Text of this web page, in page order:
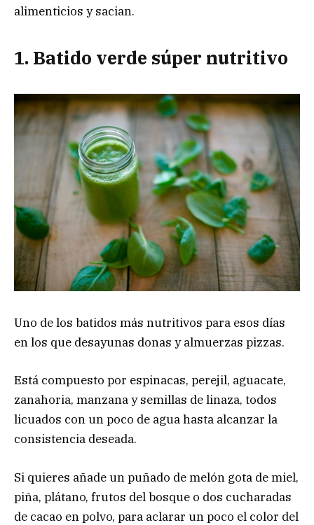
alimenticios y sacian.
1. Batido verde súper nutritivo
Uno de los batidos más nutritivos para esos días
en los que desayunas donas y almuerzas pizzas.
Está compuesto por espinacas, perejil, aguacate,
zanahoria, manzana y semillas de linaza, todos
licuados con un poco de agua hasta alcanzar la
consistencia deseada.
Si quieres añade un puñado de melón gota de miel,
piña, plátano, frutos del bosque o dos cucharadas
de cacao en polvo, para aclarar un poco el color del